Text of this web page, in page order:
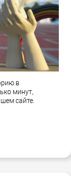
в
минут,
сайте.